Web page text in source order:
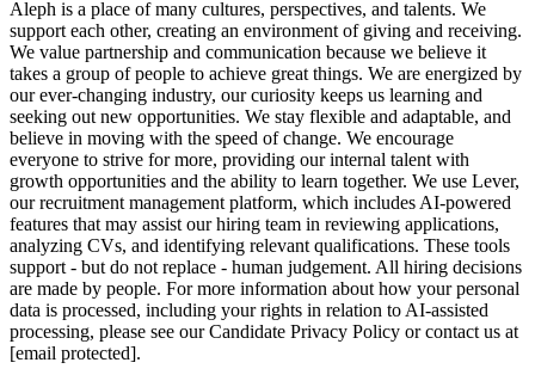
Aleph is a place of many cultures, perspectives, and talents. We
support each other, creating an environment of giving and receiving.
We value partnership and communication because we believe it
takes a group of people to achieve great things. We are energized by
our ever-changing industry, our curiosity keeps us learning and
seeking out new opportunities. We stay flexible and adaptable, and
believe in moving with the speed of change. We encourage
everyone to strive for more, providing our internal talent with
growth opportunities and the ability to learn together. We use Lever,
our recruitment management platform, which includes AI-powered
features that may assist our hiring team in reviewing applications,
analyzing CVs, and identifying relevant qualifications. These tools
support - but do not replace - human judgement. All hiring decisions
are made by people. For more information about how your personal
data is processed, including your rights in relation to AI-assisted
processing, please see our Candidate Privacy Policy or contact us at
[email protected].